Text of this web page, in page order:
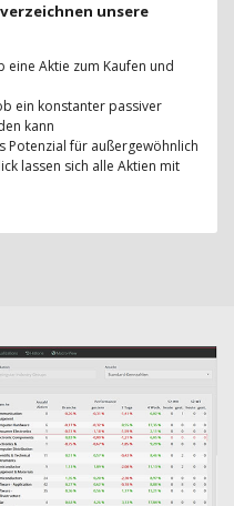
unsere
eine Aktie zum Kaufen und
ein konstanter passiver
kann
Potenzial für außergewöhnlich
lassen sich alle Aktien mit